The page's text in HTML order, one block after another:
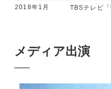
2018年1月 TBSテレビ
メディア出演